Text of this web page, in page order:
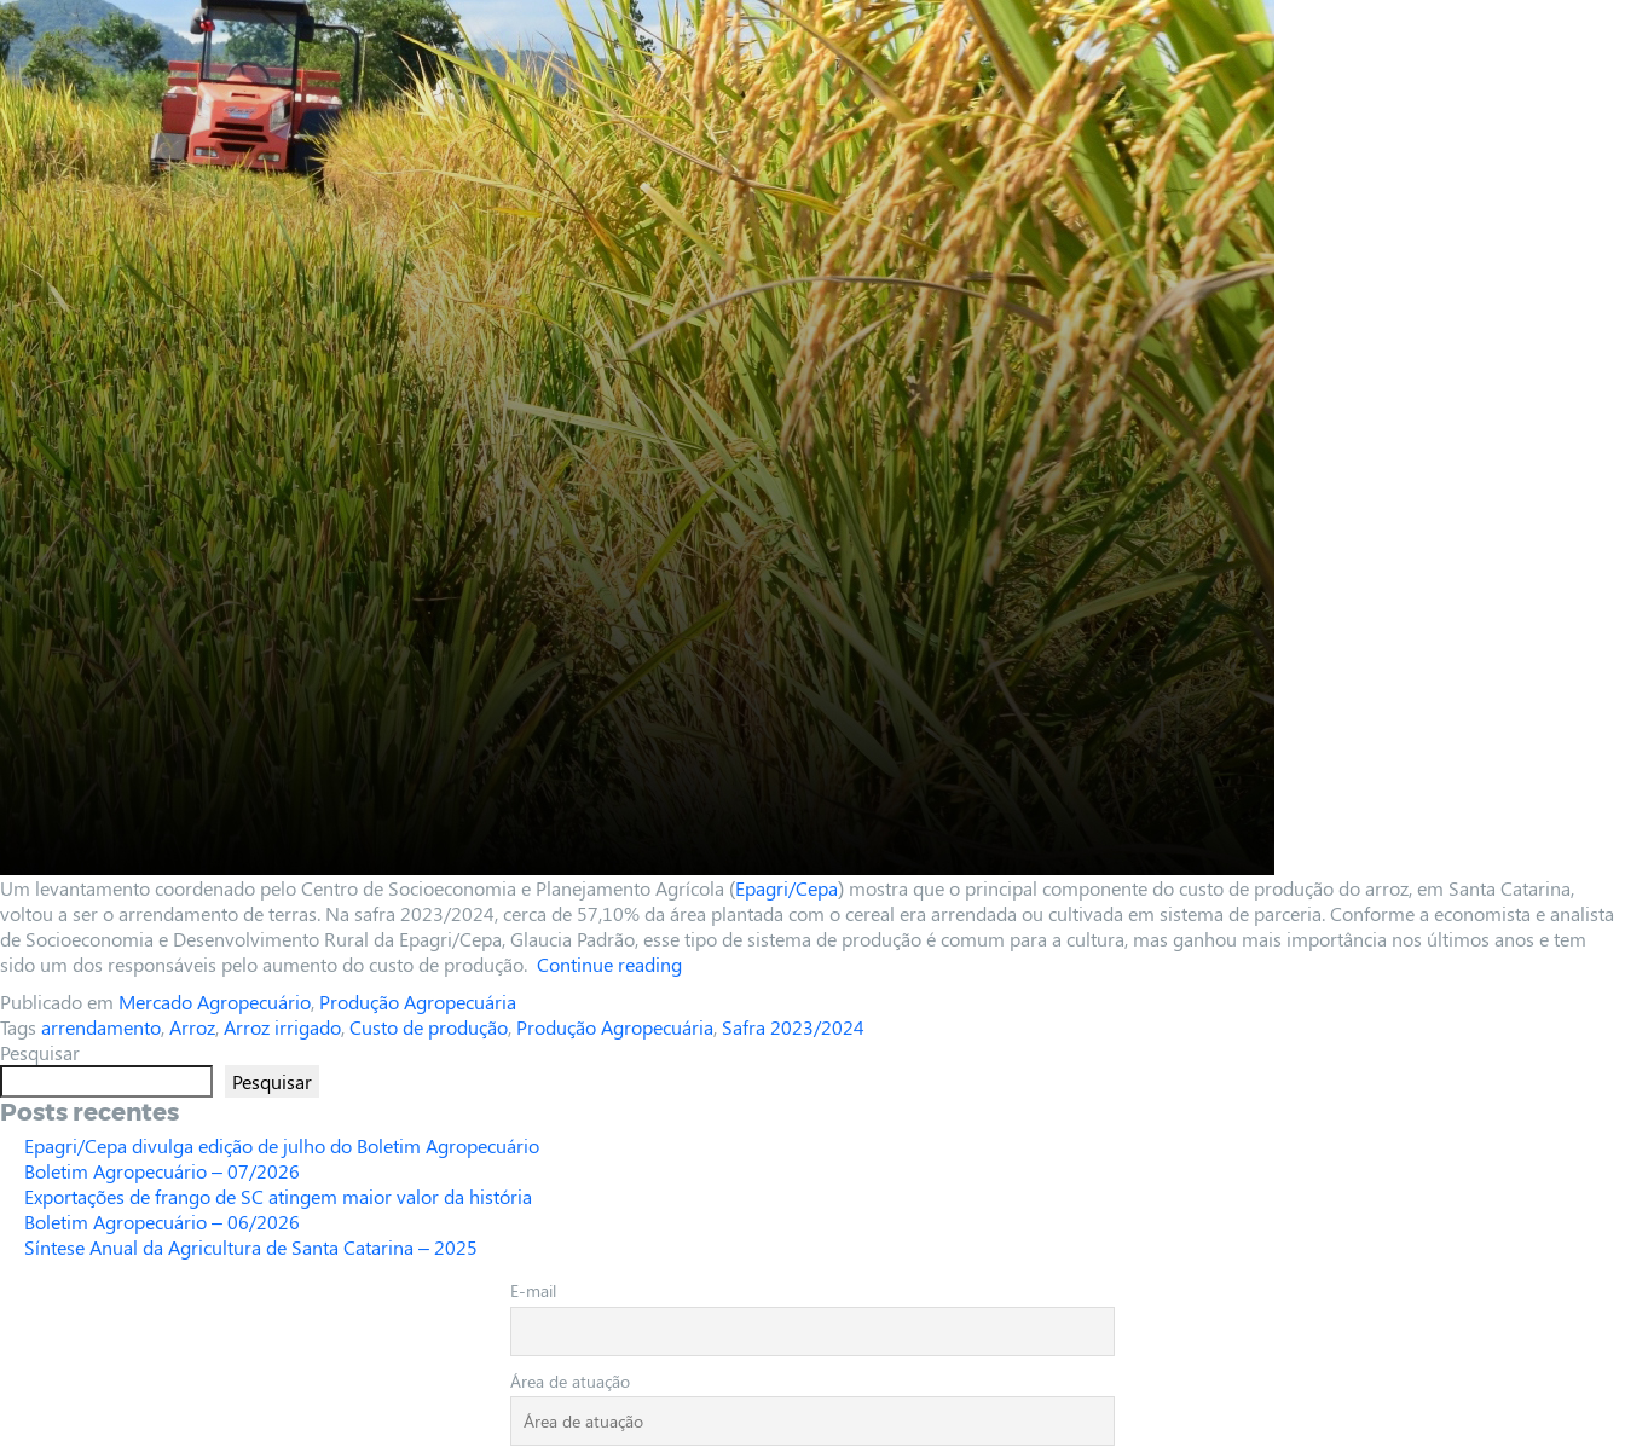
Um levantamento coordenado pelo Centro de Socioeconomia e Planejamento Agrícola (Epagri/Cepa) mostra que o principal componente do custo de produção do arroz, em Santa Catarina,
voltou a ser o arrendamento de terras. Na safra 2023/2024, cerca de 57,10% da área plantada com o cereal era arrendada ou cultivada em sistema de parceria. Conforme a economista e analista
de Socioeconomia e Desenvolvimento Rural da Epagri/Cepa, Glaucia Padrão, esse tipo de sistema de produção é comum para a cultura, mas ganhou mais importância nos últimos anos e tem
sido um dos responsáveis pelo aumento do custo de produção. Continue reading
Publicado em Mercado Agropecuário, Produção Agropecuária
Tags arrendamento,Arroz,Arroz irrigado,Custo de produção, Produção Agropecuária, Safra 2023/2024
Pesquisar
Pesquisar
Posts recentes
Epagri/Cepa divulga edição de julho do Boletim Agropecuário
Boletim Agropecuário – 07/2026
Exportações de frango de SC atingem maior valor da história
Boletim Agropecuário – 06/2026
Síntese Anual da Agricultura de Santa Catarina – 2025
E-mail
Área de atuação